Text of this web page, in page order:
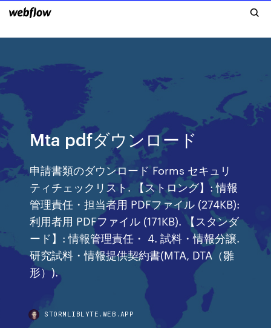
Mta pdfダウンロード
申請書類のダウンロード Forms セキュリ
ティチェックリスト. 【ストロング】: 情報
管理責任・担当者用 PDFファイル (274KB):
利用者用 PDFファイル (171KB). 【スタンダ
ード】: 情報管理責任・ 4. 試料・情報分譲.
研究試料・情報提供契約書(MTA, DTA（雛
形）).
STORMLIBLYTE.WEB.APP